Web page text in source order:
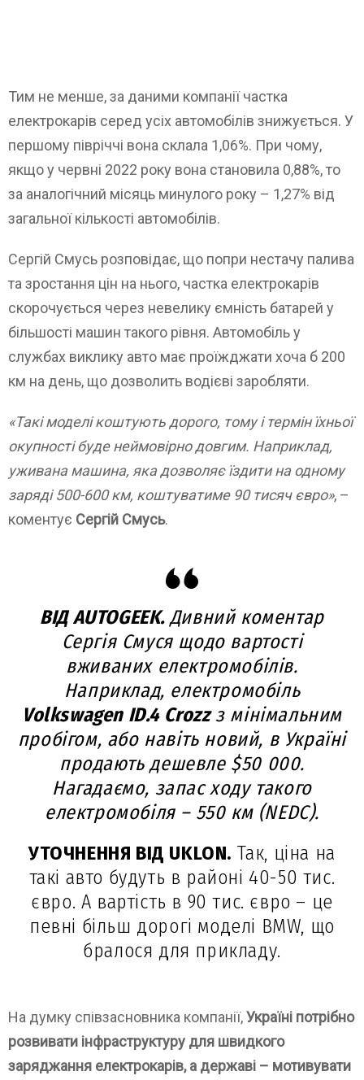
Тим не менше, за даними компанії частка
електрокарів серед усіх автомобілів знижується. У
першому півріччі вона склала 1,06%. При чому,
якщо у червні 2022 року вона становила 0,88%, то
за аналогічний місяць минулого року – 1,27% від
загальної кількості автомобілів.
Сергій Смусь розповідає, що попри нестачу палива
та зростання цін на нього, частка електрокарів
скорочується через невелику ємність батарей у
більшості машин такого рівня. Автомобіль у
службах виклику авто має проїжджати хоча б 200
км на день, що дозволить водієві заробляти.
«Такі моделі коштують дорого, тому і термін їхньої
окупності буде неймовірно довгим. Наприклад,
уживана машина, яка дозволяє їздити на одному
заряді 500-600 км, коштуватиме 90 тисяч євро», –
коментує Сергій Смусь.
ВІД AUTOGEEK. Дивний коментар
Сергія Смуся щодо вартості
вживаних електромобілів.
Наприклад, електромобіль
Volkswagen ID.4 Crozzз мінімальним
пробігом, або навіть новий, в Україні
продають дешевле $50 000.
Нагадаємо, запас ходу такого
електромобіля – 550 км (NEDC).
УТОЧНЕННЯ ВІД UKLON. Так, ціна на
такі авто будуть в районі 40-50 тис.
євро. А вартість в 90 тис. євро – це
певні більш дорогі моделі BMW, що
бралося для прикладу.
На думку співзасновника компанії,Україні потрібно
розвивати інфраструктуру для швидкого
заряджання електрокарів, а державі – мотивувати